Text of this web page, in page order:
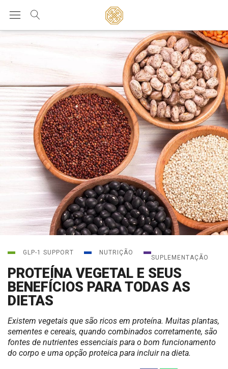
GLP-1 SUPPORT NUTRIÇÃO
SUPLEMENTAÇÃO
PROTEÍNA VEGETAL E SEUS
BENEFÍCIOS PARA TODAS AS
DIETAS
Existem vegetais que são ricos em proteína. Muitas plantas,
sementes e cereais, quando combinados corretamente, são
fontes de nutrientes essenciais para o bom funcionamento
do corpo e uma opção proteica para incluir na dieta.